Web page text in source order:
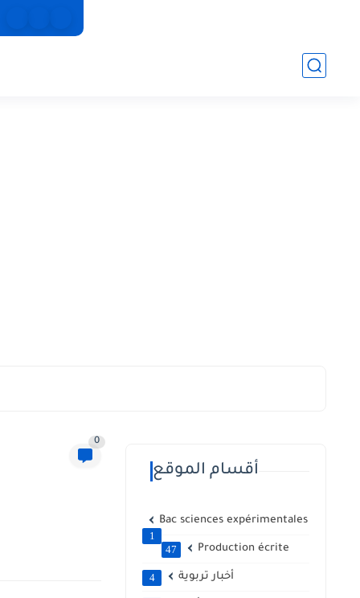
0
أقسام الموقع
Bac sciences expérimentales
1
Production écrite
47
أخبار تربوية 4